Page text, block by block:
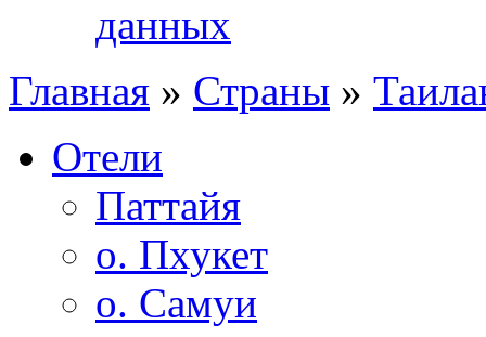
данных
Главная » Страны »
Отели
Паттайя
о. Пхукет
о. Самуи